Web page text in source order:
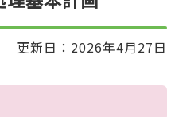
更新日：2026年4月27日